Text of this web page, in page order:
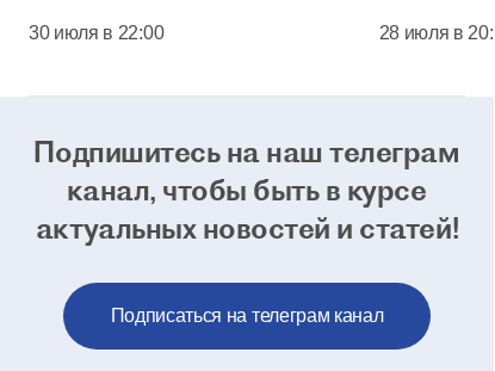
30 июля в 22:00
Кремля
28 июля в
Подпишитесь на наш телеграм
канал, чтобы быть в курсе
актуальных новостей и статей!
Подписаться на телеграм канал